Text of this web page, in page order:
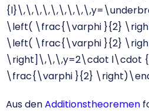
\left( \frac{\varphi }{2}
\left( \frac{\varphi }{2}
\right]\,\,\,y=2\cdot l\cdot
\frac{\varphi }{2}
Aus denAdditionstheoremen